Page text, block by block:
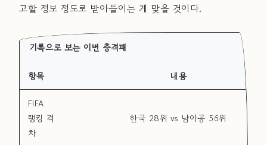
고할 정보 정도로 받아들이는 게 맞을 것이다.
기록으로 보는 이번 충격패
항목 내용
FIFA
랭킹 격
차
한국 28위 vs 남아공 56위